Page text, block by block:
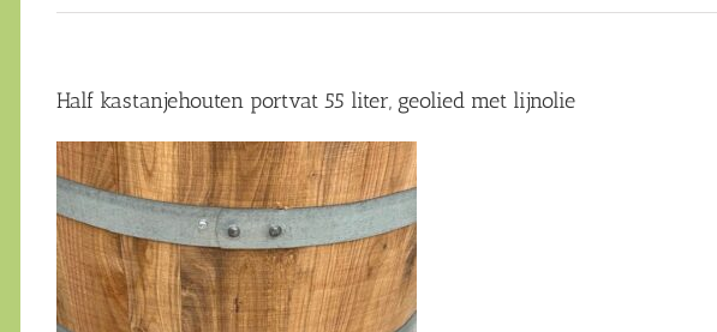
Half kastanjehouten portvat 55 liter, geolied met lijnolie